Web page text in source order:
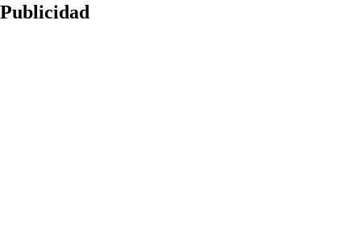
Publicidad